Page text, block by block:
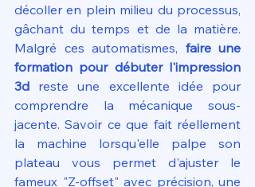
décoller en plein milieu du processus,
gâchant du temps et de la matière.
Malgré ces automatismes, faire une
formation pour débuter l'impression
3d reste une excellente idée pour
comprendre la mécanique sous-
jacente. Savoir ce que fait réellement
la machine lorsqu'elle palpe son
plateau vous permet d'ajuster le
fameux "Z-offset" avec précision, une